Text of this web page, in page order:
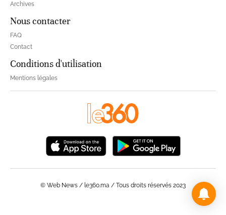
Archives
Nous contacter
FAQ
Contact
Conditions d'utilisation
Mentions légales
© Web News / le360.ma / Tous droits réservés 2023